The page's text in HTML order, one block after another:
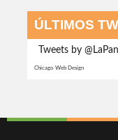
ÚLTIMOS
Tweets by
Chicago Web Design